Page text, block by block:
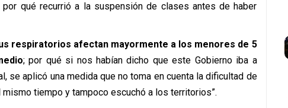
qué recurrió a la suspensión de clases antes de haber
respiratorios afectan mayormente a los menores de 5
; por qué si nos habían dicho que este Gobierno iba a
se aplicó una medida que no toma en cuenta la dificultad de
tiempo y tampoco escuchó a los territorios”.